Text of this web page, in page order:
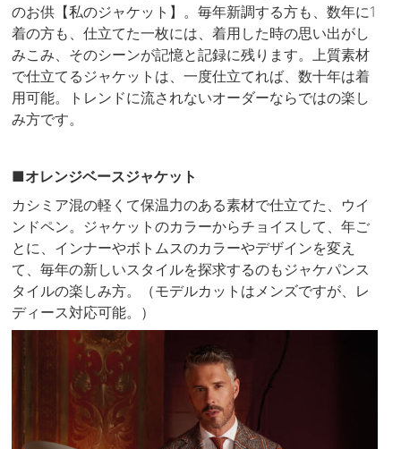
のお供【私のジャケット】。毎年新調する方も、数年に1
着の方も、仕立てた一枚には、着用した時の思い出がし
みこみ、そのシーンが記憶と記録に残ります。上質素材
で仕立てるジャケットは、一度仕立てれば、数十年は着
用可能。トレンドに流されないオーダーならではの楽し
み方です。
■オレンジベースジャケット
カシミア混の軽くて保温力のある素材で仕立てた、ウイ
ンドペン。ジャケットのカラーからチョイスして、年ご
とに、インナーやボトムスのカラーやデザインを変え
て、毎年の新しいスタイルを探求するのもジャケパンス
タイルの楽しみ方。（モデルカットはメンズですが、レ
ディース対応可能。）